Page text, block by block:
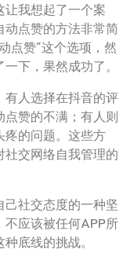
我想起了一个案
点赞的方法非常简
点赞”这个选项，然
下，果然成功了。
人选择在抖音的评
赞的不满；有人则
疼的问题。这些方
交网络自我管理的
社交态度的一种坚
应该被任何APP所
底线的挑战。